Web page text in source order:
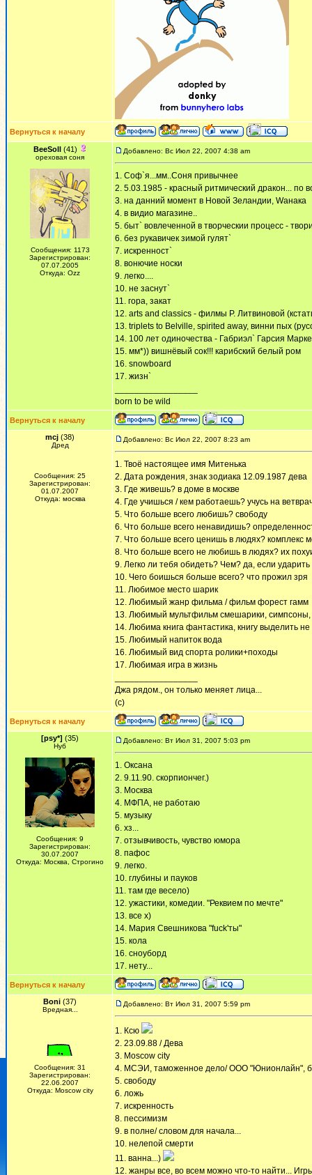
Вернуться к началу
BeeSoll(41)
ореховая соня
Сообщения: 1173
Зарегистрирован:
07.07.2005
Откуда: Ozz
Добавлено: Вс Июл 22, 2007 4:38 am
1. Соф`я...мм..Соня привычнее
2. 5.03.1985 - красный ритмический дракон... по
3. на данний момент в Новой Зеландии, Wанака
4. в видио магазине..
5. быт` вовлеченной в творческии процесс -
6. без рукавичек зимой гулят`
7. искренност`
8. вонючие носки
9. легко....
10. не заснут`
11. гора, закат
12. arts and classics - филмы Р. Литвиновой
13. triplets to Belville, spirited away, винни пых
14. 100 лет одиночества - Габриэл` Гарсия
15. мм*)) вишнёвый сок!!! карибский белый ром
16. snowboard
17. жизн`
born to be wild
Вернуться к началу
mcj (38)
Дред
Сообщения: 25
Зарегистрирован:
01.07.2007
Откуда: москва
Добавлено: Вс Июл 22, 2007 8:23 am
1. Твоё настоящее имя Митенька
2. Дата рождения, знак зодиака 12.09.1987 дева
3. Где живешь? в доме в москве
4. Где учишься / кем работаешь? учусь на
5. Что больше всего любишь? свободу
6. Что больше всего ненавидишь?
7. Что больше всего ценишь в людях? комплекс
8. Что больше всего не любишь в людях? их
9. Легко ли тебя обидеть? Чем? да, если ударить
10. Чего боишься больше всего? что прожил зря
11. Любимое место шарик
12. Любимый жанр фильма / фильм форест гамм
13. Любимый мультфильм смешарики,
14. Любима книга фантастика, книгу выделить не
15. Любимый напиток вода
16. Любимый вид спорта ролики+походы
17. Любимая игра в жизнь
Джа рядом., он только меняет лица...
(с)
Вернуться к началу
[psy*] (35)
Нуб
Сообщения: 9
Зарегистрирован:
30.07.2007
Откуда: Москва, Строгино
Добавлено: Вт Июл 31, 2007 5:03 pm
1. Оксана
2. 9.11.90. скорпиончег.)
3. Москва
4. МФПА, не работаю
5. музыку
6. хз...
7. отзывчивость, чувство юмора
8. пафос
9. легко.
10. глубины и пауков
11. там где весело)
12. ужастики, комедии. "Реквием по мечте"
13. все х)
14. Мария Свешникова "fuck'ты"
15. кола
16. сноуборд
17. нету...
Вернуться к началу
Boni (37)
Вредная...
Сообщения: 31
Зарегистрирован:
22.06.2007
Откуда: Moscow city
Добавлено: Вт Июл 31, 2007 5:59 pm
1. Ксю
2. 23.09.88 / Дева
3. Moscow city
4. МСЭИ, таможенное дело/ ООО "Юнионлайн",
5. свободу
6. ложь
7. искренность
8. пессимизм
9. в полне/ словом для начала...
10. нелепой смерти
11. ванна...)
12. жанры все, во всем можно что-то найти...